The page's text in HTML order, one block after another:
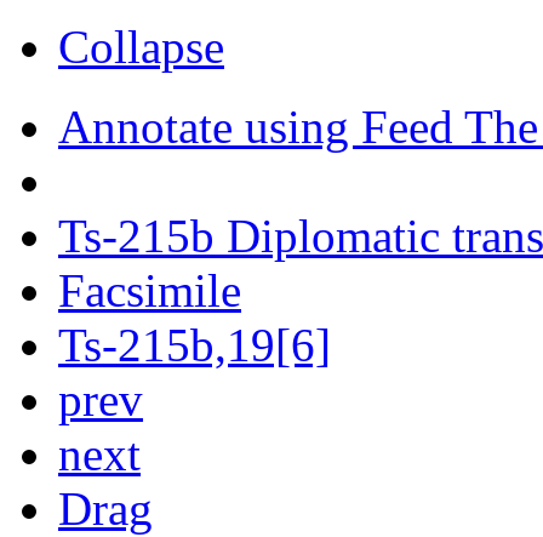
Collapse
Annotate using Feed
Ts-215b Diplomatic
Facsimile
Ts-215b,19[6]
prev
next
Drag